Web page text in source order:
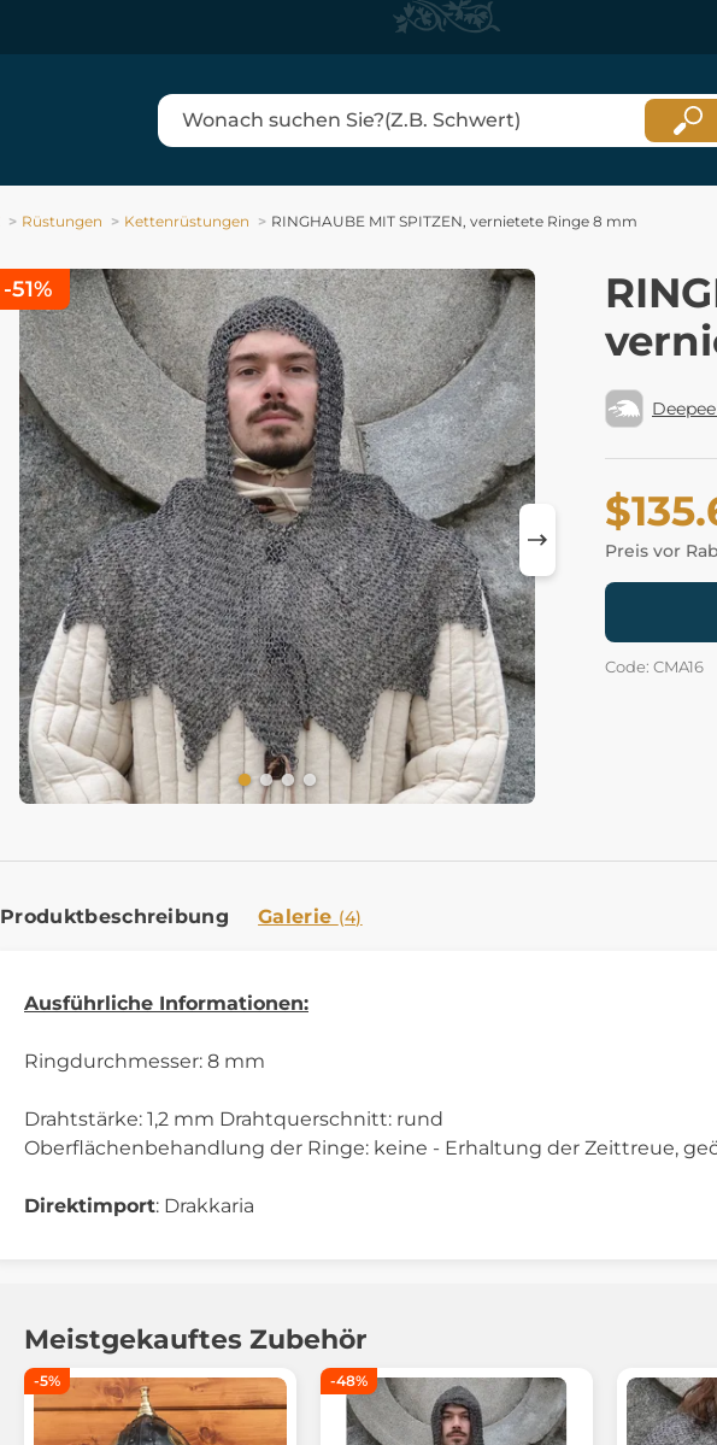
Rüstungen Kettenrüstungen RINGHAUBE MIT SPITZEN, vernietete Ringe 8 mm
Preis vor
Code: CMA16
-51%
Produktbeschreibung Galerie (4)
Ausführliche Informationen:
Ringdurchmesser: 8 mm
Drahtstärke: 1,2 mm Drahtquerschnitt: rund
Oberflächenbehandlung der Ringe: keine - Erhaltung der Zeittreue,
Direktimport: Drakkaria
Meistgekauftes Zubehör
-5% -48%